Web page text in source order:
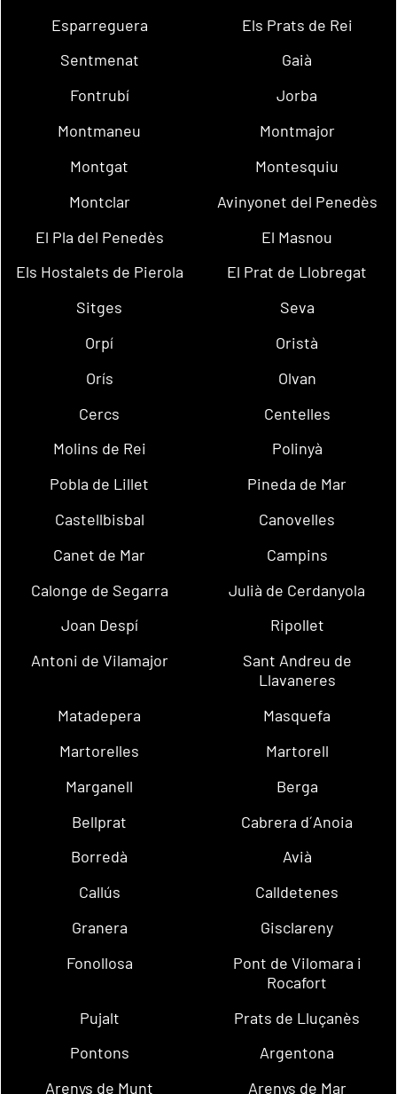
Esparreguera
Els Prats de Rei
Sentmenat
Gaià
Fontrubí
Jorba
Montmaneu
Montmajor
Montgat
Montesquiu
Montclar
Avinyonet del Penedès
El Pla del Penedès
El Masnou
Els Hostalets de Pierola
El Prat de Llobregat
Sitges
Seva
Orpí
Oristà
Orís
Olvan
Cercs
Centelles
Molins de Rei
Polinyà
Pobla de Lillet
Pineda de Mar
Castellbisbal
Canovelles
Canet de Mar
Campins
Calonge de Segarra
Julià de Cerdanyola
Joan Despí
Ripollet
Antoni de Vilamajor
Sant Andreu de
Llavaneres
Matadepera
Masquefa
Martorelles
Martorell
Marganell
Berga
Bellprat
Cabrera d´Anoia
Borredà
Avià
Callús
Calldetenes
Granera
Gisclareny
Fonollosa
Pont de Vilomara i
Rocafort
Pujalt
Prats de Lluçanès
Pontons
Argentona
Arenys de Munt
Arenys de Mar